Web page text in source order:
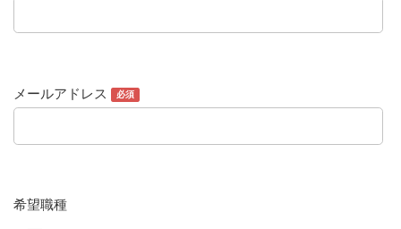
メールアドレス 必須
希望職種